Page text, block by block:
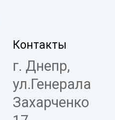
Контакты
г. Днепр,
ул.Генерала
Захарченко